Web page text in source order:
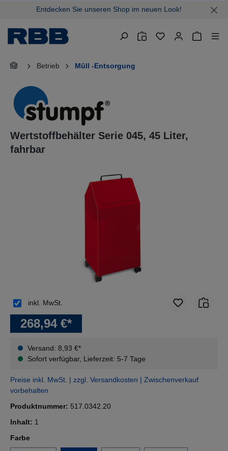
springenEntdecken Sie unseren Shop im neuen Look!
Betrieb Müll -Entsorgung
Wertstoffbehälter Serie 045, 45 Liter,
fahrbar
268,94 €*
Versand: 8,93 €*
Sofort verfügbar, Lieferzeit: 5-7 Tage
inkl. MwSt.
Preise inkl. MwSt. | zzgl. Versandkosten | Zwischenverkauf
vorbehalten
Produktnummer: 517.0342.20
Inhalt: 1
Farbeauswählen